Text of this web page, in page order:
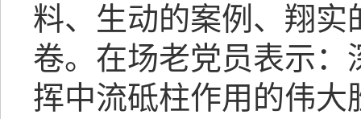
料、生动的案例、翔
卷。在场老党员表示
挥中流砥柱作用的伟